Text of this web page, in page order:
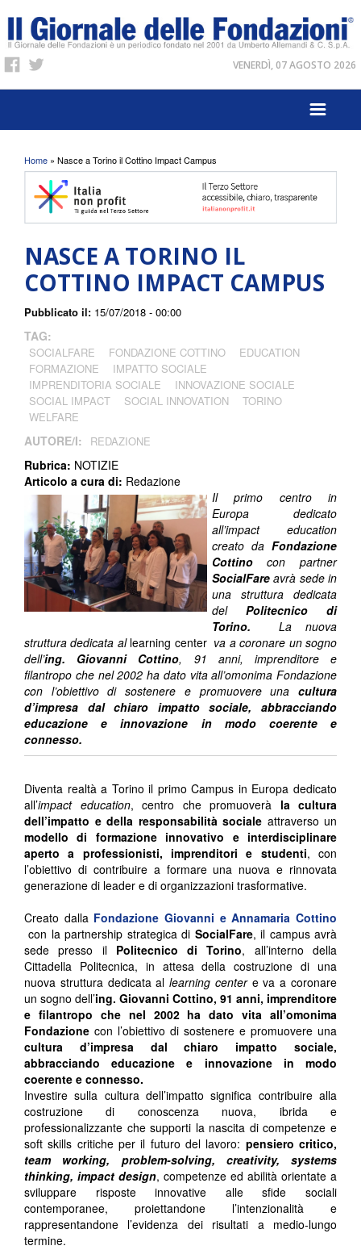
VENERDÌ, 07 AGOSTO 2026
Tu sei qui
Home » Nasce a Torino il Cottino Impact Campus
NASCE A TORINO IL
COTTINO IMPACT CAMPUS
Pubblicato il: 15/07/2018 - 00:00
TAG:
SOCIALFARE FONDAZIONE COTTINO
EDUCATION
FORMAZIONE
IMPATTO SOCIALE
IMPRENDITORIA SOCIALE
INNOVAZIONE SOCIALE
SOCIAL IMPACT
SOCIAL INNOVATION
TORINO
WELFARE
AUTORE/I: REDAZIONE
Rubrica: NOTIZIE
Articolo a cura di: Redazione
Il primo centro in
Europa dedicato
all’impact education
creato da Fondazione
Cottinocon partner
SocialFareavrà sede in
una struttura dedicata
del Politecnico di
Torino. La nuova
struttura dedicata al learning centerva a coronare un sogno
dell’ing. Giovanni Cottino, 91 anni, imprenditore e
filantropo che nel 2002 ha dato vita all’omonima Fondazione
con l’obiettivo di sostenere e promuovere una cultura
d’impresa dal chiaro impatto sociale, abbracciando
educazione e innovazione in modo coerente e
connesso.
Diventa realtà a Torino il primo Campus in Europa dedicato
all’impact education, centro che promuoverà la cultura
dell’impatto e della responsabilità sociale attraverso un
modello di formazione innovativo e interdisciplinare
aperto a professionisti, imprenditori e studenti, con
l’obiettivo di contribuire a formare una nuova e rinnovata
generazione di leader e di organizzazioni trasformative.
Creato dalla Fondazione Giovanni e Annamaria Cottino
con la partnership strategica di SocialFare, il campus avrà
sede presso il Politecnico di Torino, all’interno della
Cittadella Politecnica, in attesa della costruzione di una
nuova struttura dedicata allearning centere va a coronare
un sogno dell’ing. Giovanni Cottino, 91 anni, imprenditore
e filantropo che nel 2002 ha dato vita all’omonima
Fondazione con l’obiettivo di sostenere e promuovere una
cultura d’impresa dal chiaro impatto sociale,
abbracciando educazione e innovazione in modo
coerente e connesso.
Investire sulla cultura dell’impatto significa contribuire alla
costruzione di conoscenza nuova, ibrida e
professionalizzante che supporti la nascita di competenze e
soft skills critiche per il futuro del lavoro: pensiero critico,
team working, problem-solving, creativity, systems
thinking, impact design, competenze ed abilità orientate a
sviluppare risposte innovative alle sfide sociali
contemporanee, proiettandone l’intenzionalità e
rappresentandone l’evidenza dei risultati a medio-lungo
termine.